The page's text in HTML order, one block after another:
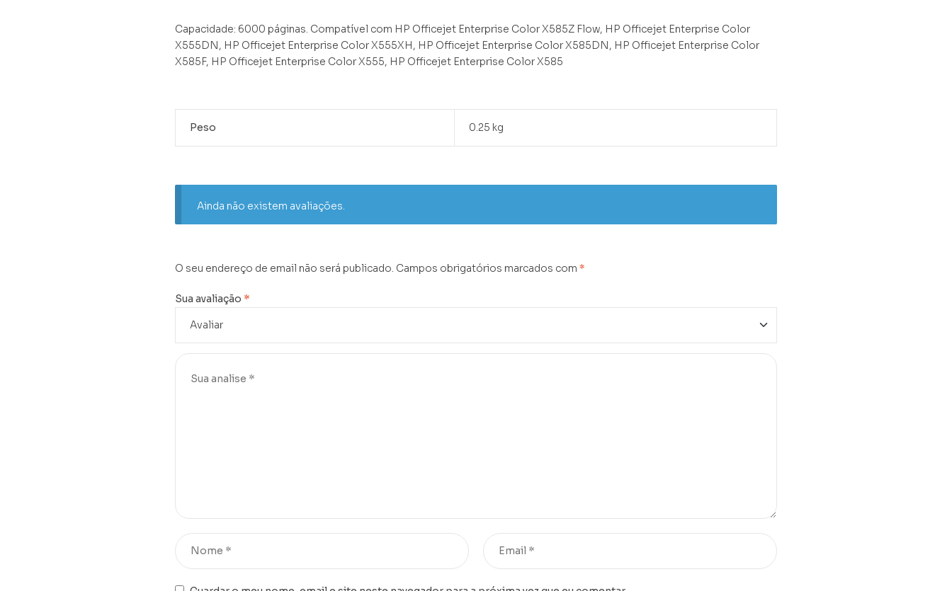
Capacidade: 6000 páginas. Compatível com HP Officejet Enterprise Color X585Z Flow, HP Officejet Enterprise Color
X555DN, HP Officejet Enterprise Color X555XH, HP Officejet Enterprise Color X585DN, HP Officejet Enterprise Color
X585F, HP Officejet Enterprise Color X555, HP Officejet Enterprise Color X585
Peso 0.25 kg
Ainda não existem avaliações.
O seu endereço de email não será publicado. Campos obrigatórios marcados com *
Sua avaliação *